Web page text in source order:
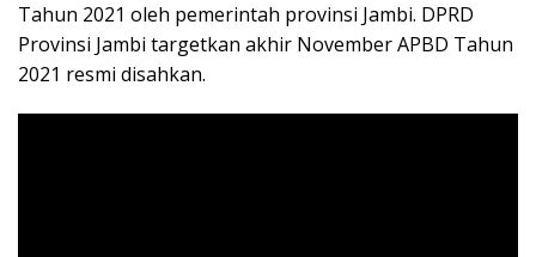
Tahun 2021 oleh pemerintah provinsi Jambi. DPRD
Provinsi Jambi targetkan akhir November APBD Tahun
2021 resmi disahkan.